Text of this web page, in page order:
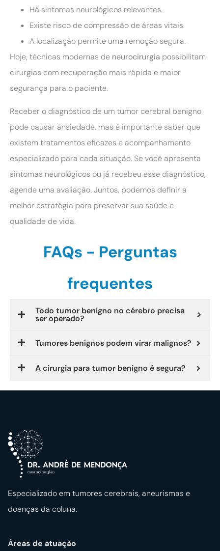
Há sintomas neurológicos relevantes.
Existe risco de compressão de áreas vitais.
A localização permite uma remoção segura.
Hoje, técnicas modernas de neurocirurgia possibilitam
cirurgias com recuperação mais rápida e maior
segurança para o paciente.
Receber o diagnóstico de um tumor cerebral benigno
pode causar ansiedade, mas é importante saber que
existem tratamentos eficazes e acompanhamento
especializado para cada situação. Se você apresenta
sintomas neurológicos ou já recebeu esse diagnóstico,
agende uma avaliação. Juntos, podemos definir a
melhor estratégia para preservar sua saúde e
qualidade de vida.
FAQs - Perguntas
frequentes
Todo tumor benigno no cérebro precisa
ser operado?
Tumores benignos podem virar malignos?
A cirurgia para tumor benigno é segura?
Especializado em tumores cerebrais, aneurismas e
doenças da coluna.
Áreas de atuação